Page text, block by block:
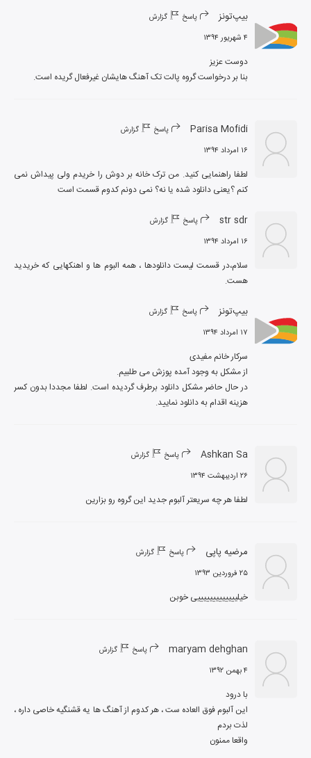
بیپ‌تونز پاسخ گزارش
۴ شهریور ۱۳۹۴
بنا بر درخواست گروه پالت تک آهنگ هایشان غیرفعال گریده است.
Parisa Mofidi پاسخ گزارش
۱۶ امرداد ۱۳۹۴
کنم ؟یعنی دانلود شده یا نه؟ نمی دونم کدوم قسمت است
str sdr پاسخ گزارش
۱۶ امرداد ۱۳۹۴
هست.
بیپ‌تونز پاسخ گزارش
۱۷ امرداد ۱۳۹۴
هزینه اقدام به دانلود نمایید.
Ashkan Sa پاسخ گزارش
۲۶ اردیبهشت ۱۳۹۴
لطفا هر چه سریعتر آلبوم جدید این گروه رو بزارین
مرضیه پاپی پاسخ گزارش
۲۵ فروردین ۱۳۹۳
خیلیییییییییییییی خوبن
maryam dehghan پاسخ گزارش
۴ بهمن ۱۳۹۲
واقعا ممنون